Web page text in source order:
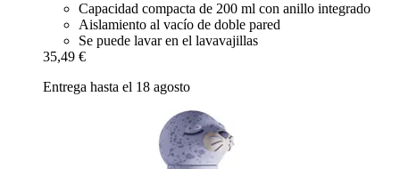
Capacidad compacta de 200 ml con anillo integrado
Aislamiento al vacío de doble pared
Se puede lavar en el lavavajillas
35,49 €
Entrega hasta el 18 agosto